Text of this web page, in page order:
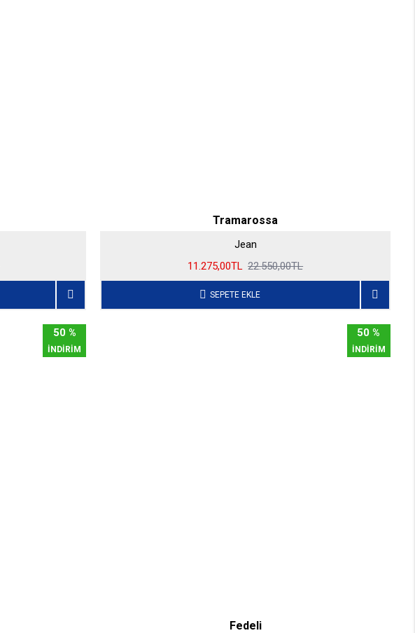
Tramarossa
Jean
11.275,00TL 22.550,00TL
SEPETE EKLE
İNDİRİM
50 %
İNDİRİM
50 %
Fedeli